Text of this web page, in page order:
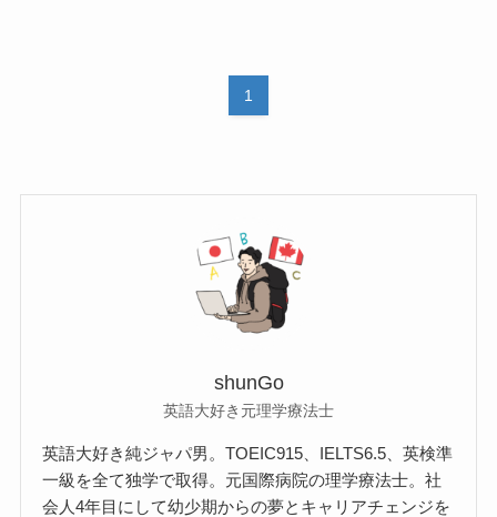
1
shunGo
英語大好き元理学療法士
英語大好き純ジャパ男。TOEIC915、IELTS6.5、英検準
一級を全て独学で取得。元国際病院の理学療法士。社
会人4年目にして幼少期からの夢とキャリアチェンジを